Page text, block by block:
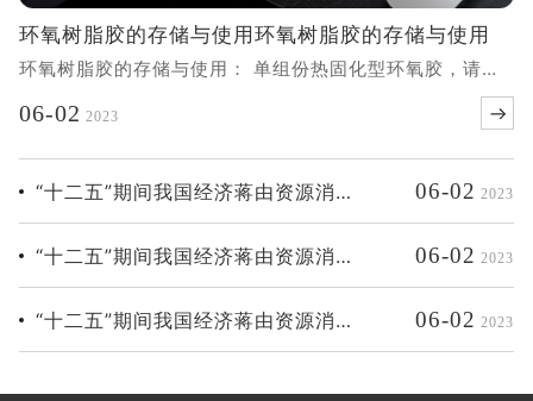
环氧树脂胶的存储与使用环氧树脂胶的存储与使用
环氧树脂胶的存储与使用： 单组份热固化型环氧胶，请密
封低温储存，建议0-5℃或者更低温储存。使用前先回温至
06-02 2023
“十二五”期间我国经济蒋由资源消耗
转型为节约型
06-02 2023
“十二五”期间我国经济蒋由资源消耗
转型为节约型
06-02 2023
“十二五”期间我国经济蒋由资源消耗
转型为节约型
06-02 2023